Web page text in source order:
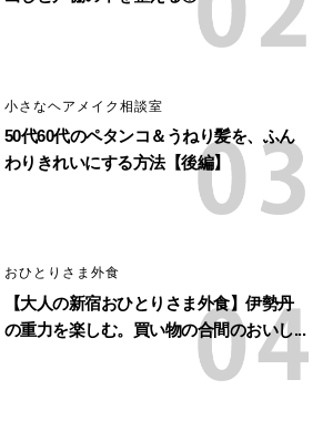
小さなヘアメイク相談室
50代60代のペタンコ＆うねり髪を、ふん
わりきれいにする方法【後編】
おひとりさま外食
【大人の新宿おひとりさま外食】伊勢丹
の重力を楽しむ。買い物の合間のおいし...